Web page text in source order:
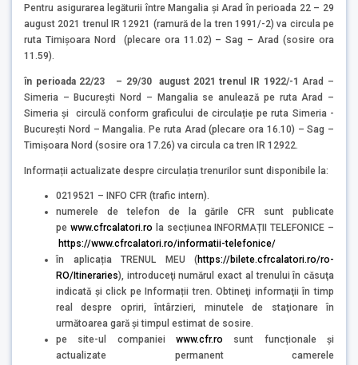
Pentru asigurarea legăturii între Mangalia și Arad în perioada 22 – 29
august 2021 trenul IR 12921 (ramură de la tren 1991/-2) va circula pe
ruta Timișoara Nord (plecare ora 11.02) – Sag – Arad (sosire ora
11.59).
în perioada 22/23 – 29/30 august 2021 trenul IR 1922/-1 Arad –
Simeria – București Nord – Mangalia se anulează pe ruta Arad –
Simeria și circulă conform graficului de circulație pe ruta Simeria -
București Nord – Mangalia. Pe ruta Arad (plecare ora 16.10) – Sag –
Timișoara Nord (sosire ora 17.26) va circula ca tren IR 12922.
Informații actualizate despre circulația trenurilor sunt disponibile la:
0219521 – INFO CFR (trafic intern).
numerele de telefon de la gările CFR sunt publicate
pe www.cfrcalatori.ro la secțiunea INFORMAȚII TELEFONICE –
https://www.cfrcalatori.ro/informatii-telefonice/
în aplicația TRENUL MEU (https://bilete.cfrcalatori.ro/ro-
RO/Itineraries), introduceţi numărul exact al trenului în căsuţa
indicată şi click pe Informații tren. Obtineţi informaţii în timp
real despre opriri, întârzieri, minutele de staţionare în
următoarea gară şi timpul estimat de sosire.
pe site-ul companiei www.cfr.ro sunt funcționale și
actualizate permanent camerele